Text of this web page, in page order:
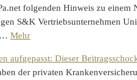
folgenden Hinweis zu einem
S&K Vertriebsunternehmen
…Mehr
aufgepasst: Dieser
der privaten